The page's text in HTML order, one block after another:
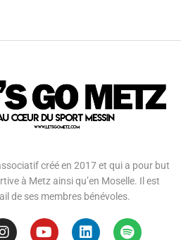
créé en 2017 et qui a pour but
à Metz ainsi qu’en Moselle. Il est
de ses membres bénévoles.